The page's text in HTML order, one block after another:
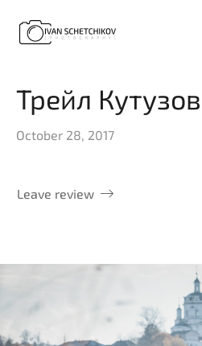
Трейл Кутузов
October 28, 2017
Leave review